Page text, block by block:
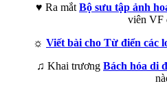
♥ Ra mắt Bộ sưu tập ảnh
viên VF
☼ Viết bài cho Từ điển các
♫ Khai trương Bách hóa di